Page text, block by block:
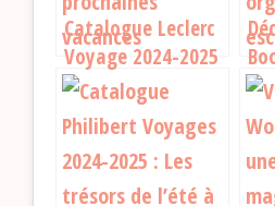
Catalogue Leclerc
Voyage 2024-2025
: Trouvez vos
prochaines
vacances